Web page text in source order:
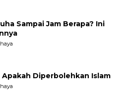
Sampai Jam Berapa? Ini
Diperbolehkan Islam